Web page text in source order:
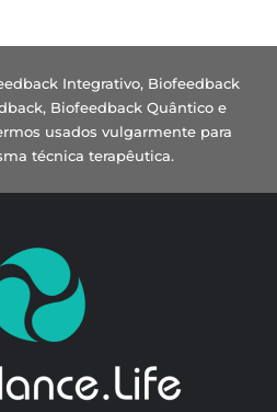
Integrativo, Biofeedback
Biofeedback Quântico e
usados vulgarmente para
técnica terapêutica.